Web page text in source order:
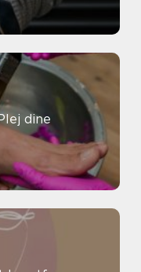
dine